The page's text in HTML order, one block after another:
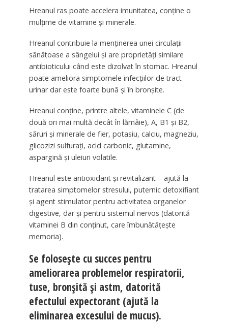
Hreanul ras poate accelera imunitatea, conține o
mulțime de vitamine și minerale.
Hreanul contribuie la menținerea unei circulații
sănătoase a sângelui și are proprietăți similare
antibioticului când este dizolvat în stomac. Hreanul
poate ameliora simptomele infecțiilor de tract
urinar dar este foarte bună și în bronșite.
Hreanul conține, printre altele, vitaminele C (de
două ori mai multă decât în lămâie), A, B1 și B2,
săruri și minerale de fier, potasiu, calciu, magneziu,
glicozizi sulfurați, acid carbonic, glutamine,
aspargină și uleiuri volatile.
Hreanul este antioxidant și revitalizant – ajută la
tratarea simptomelor stresului, puternic detoxifiant
și agent stimulator pentru activitatea organelor
digestive, dar și pentru sistemul nervos (datorită
vitaminei B din conținut, care îmbunătățește
memoria).
Se folosește cu succes pentru
ameliorarea problemelor respiratorii,
tuse, bronșită și astm, datorită
efectului expectorant (ajută la
eliminarea excesului de mucus).